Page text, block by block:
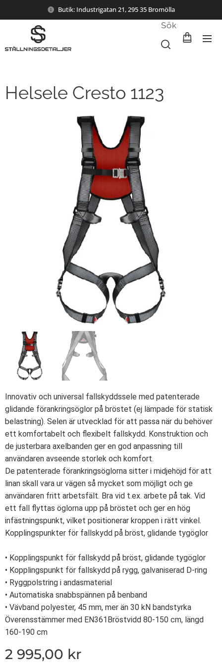
Butik: Industrigatan 21, 295 35 Bromölla
Sök
Helsele Cresto 1123
Innovativ och universal fallskyddssele med patenterade
glidande förankringsöglor på bröstet (ej lämpade för statisk
belastning). Selen är utvecklad för att passa när du behöver
ett komfortabelt och flexibelt fallskydd. Konstruktion och
de justerbara axelbanden ger en god anpassning till
användaren avseende storlek och komfort.
De patenterade förankringsöglorna sitter i midjehöjd för att
linan skall vara ur vägen så mycket som möjligt och ge
användaren fritt arbetsfält. Bra vid t.ex. arbete på tak. Vid
ett fall flyttas öglorna upp på bröstet och ger en hög
infästningspunkt, vilket positionerar kroppen i rätt vinkel.
Kopplingspunkter för fallskydd på bröst, glidande tygöglor
• Kopplingspunkt för fallskydd på bröst, glidande tygöglor
• Kopplingspunkt för fallskydd på rygg, galvaniserad D-ring
• Ryggpolstring i andasmaterial
• Automatiska snabbspännen på benband
• Vävband polyester, 45 mm, mer än 30 kN bandstyrka
Överensstämmer med EN361Bröstvidd 80-150 cm, längd
160-190 cm
2 995,00 kr